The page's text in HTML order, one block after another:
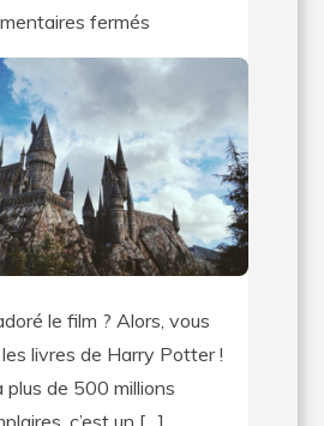
ferméssur
Craquez
livres
de
Harry
Potter
le film ? Alors, vous
livres de Harry Potter !
plus de 500 millions
c’est un […]